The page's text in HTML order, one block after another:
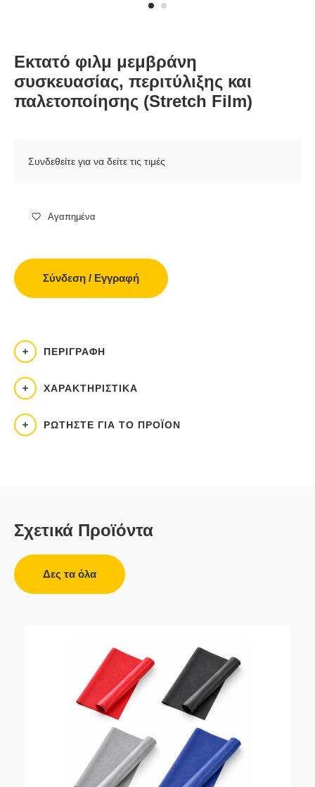
Εκτατό φιλμ μεμβράνη
συσκευασίας, περιτύλιξης και
παλετοποίησης (Stretch Film)
Συνδεθείτε για να δείτε τις τιμές
Αγαπημένα
Σύνδεση / Εγγραφή
ΠΕΡΙΓΡΑΦΉ
ΧΑΡΑΚΤΗΡΙΣΤΙΚΆ
ΡΩΤΉΣΤΕ ΓΙΑ ΤΟ ΠΡΟΪΌΝ
Σχετικά Προϊόντα
Δες τα όλα